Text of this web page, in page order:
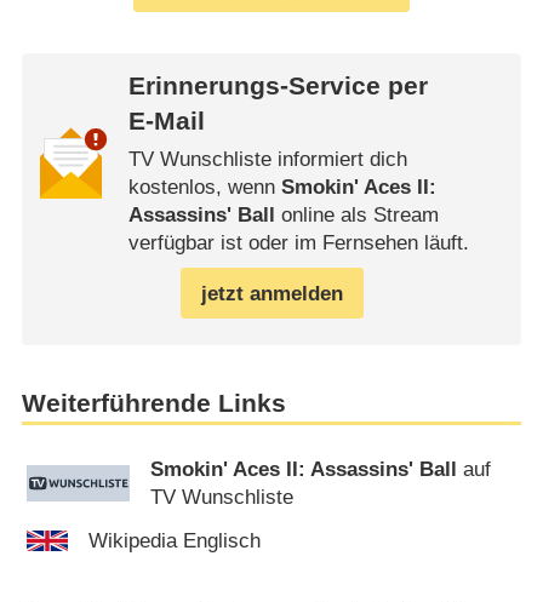
Erinnerungs-Service per
E-Mail
TV Wunschliste informiert dich
kostenlos, wenn Smokin' Aces II:
Assassins' Ball
online als Stream
verfügbar ist oder im Fernsehen läuft.
jetzt anmelden
Weiterführende Links
Smokin' Aces II: Assassins' Ball auf
TV Wunschliste
Wikipedia Englisch